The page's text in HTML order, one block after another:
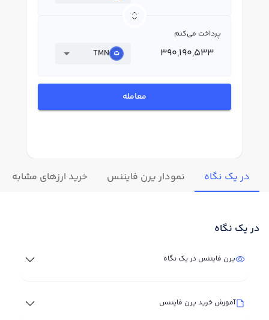
پرداخت می‌کنم
TMN
معامله
در یک نگاه نمودار یرن فایننس خرید ارزهای مشابه
در یک نگاه
یرن فایننس در یک نگاه
آموزش خرید یرن فایننس